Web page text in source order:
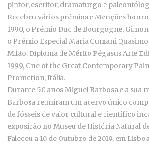
pintor, escritor, dramaturgo e
Recebeu vários prémios e Menções
1990, o Prémio Duc de Bourgogne,
o Prémio Especial Maria Cumani
Milão. Diploma de Mérito Pégasus Arte
1999, One of the Great Contemporary
Promotion, Itália.
Durante 50 anos Miguel Barbosa e a sua
Barbosa reuniram um acervo único
de fósseis de valor cultural e científico
exposição no Museu de História Natural
Faleceu a 10 de Outubro de 2019, em